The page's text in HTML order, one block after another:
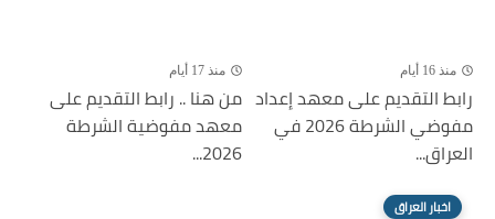
منذ 16 أيام
رابط التقديم على معهد إعداد
مفوضي الشرطة 2026 في
العراق...
منذ 17 أيام
من هنا .. رابط التقديم على
معهد مفوضية الشرطة
2026...
اخبار العراق